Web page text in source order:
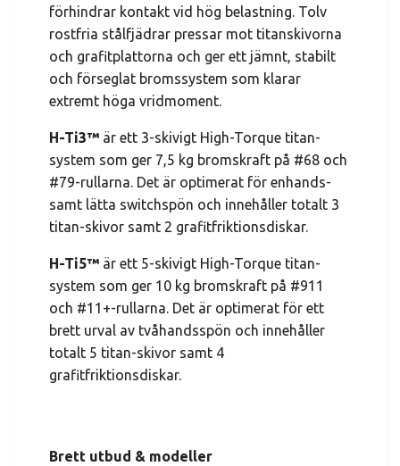
förhindrar kontakt vid hög belastning. Tolv
rostfria stålfjädrar pressar mot titanskivorna
och grafitplattorna och ger ett jämnt, stabilt
och förseglat bromssystem som klarar
extremt höga vridmoment.
H-Ti3™ är ett 3-skivigt High-Torque titan-
system som ger 7,5 kg bromskraft på #68 och
#79-rullarna. Det är optimerat för enhands-
samt lätta switchspön och innehåller totalt 3
titan-skivor samt 2 grafitfriktionsdiskar.
H-Ti5™ är ett 5-skivigt High-Torque titan-
system som ger 10 kg bromskraft på #911
och #11+-rullarna. Det är optimerat för ett
brett urval av tvåhandsspön och innehåller
totalt 5 titan-skivor samt 4
grafitfriktionsdiskar.
Brett utbud & modeller